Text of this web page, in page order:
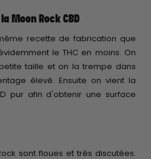
Moon Rock CBD
recette de fabrication que
le THC en moins. On
taille et on la trempe dans
élevé. Ensuite on vient la
pur afin d'obtenir une surface
sont floues et très discutées.